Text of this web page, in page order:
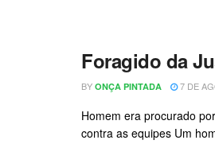
Foragido da
BY ONÇA PINTADA 7 DE
Homem era procurado
contra as equipes Um